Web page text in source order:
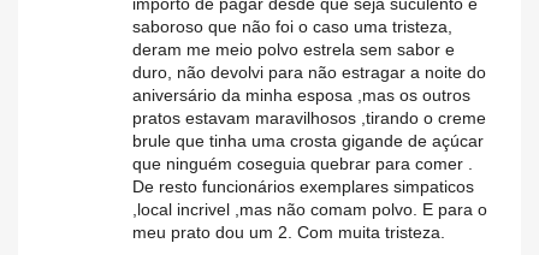
saboroso que não foi o caso uma tristeza,
deram me meio polvo estrela sem sabor e
duro, não devolvi para não estragar a noite do
aniversário da minha esposa ,mas os outros
pratos estavam maravilhosos ,tirando o creme
brule que tinha uma crosta gigande de açúcar
que ninguém coseguia quebrar para comer .
De resto funcionários exemplares simpaticos
,local incrivel ,mas não comam polvo. E para o
meu prato dou um 2. Com muita tristeza.